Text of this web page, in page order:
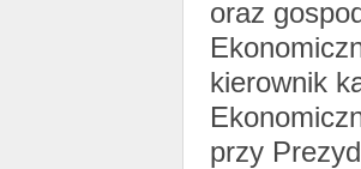
oraz
kierownik
przy